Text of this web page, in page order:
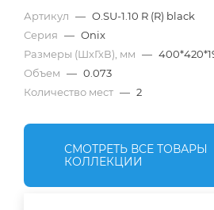
Артикул — O.SU-1.10 R (R) black
Серия — Onix
Размеры (ШхГхВ), мм —
Объем — 0.073
Количество мест — 2
СМОТРЕТЬ ВСЕ ТОВАРЫ
КОЛЛЕКЦИИ